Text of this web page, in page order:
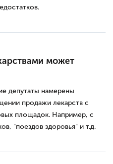
может
депутаты намерены
продажи лекарств с
площадок. Например, с
"поездов здоровья" и т.д.